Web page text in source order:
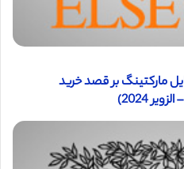
مارکتینگ بر قصد خرید
2024)